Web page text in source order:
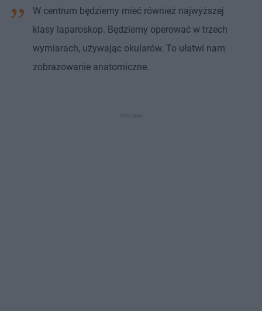
W centrum będziemy mieć również najwyższej
klasy laparoskop. Będziemy operować w trzech
wymiarach, używając okularów. To ułatwi nam
zobrazowanie anatomiczne.